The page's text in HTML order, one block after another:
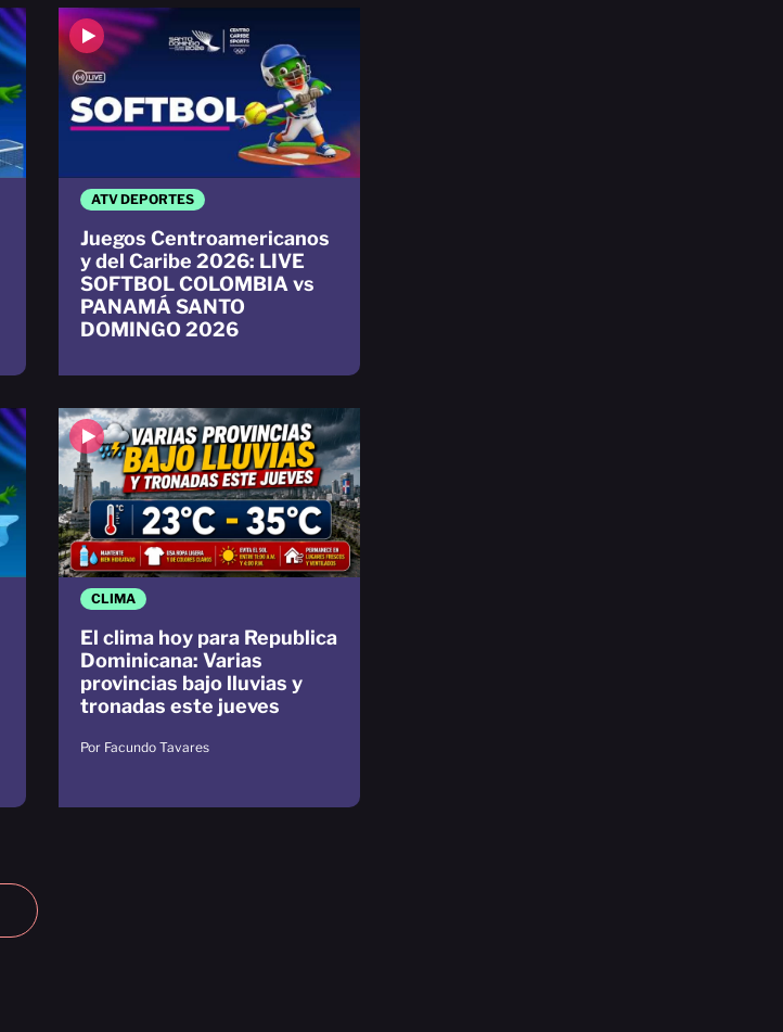
ATV DEPORTES
Juegos Centroamericanos
y del Caribe 2026: LIVE
SOFTBOL COLOMBIA vs
PANAMÁ SANTO
DOMINGO 2026
CLIMA
El clima hoy para Republica
Dominicana: Varias
provincias bajo lluvias y
tronadas este jueves
Por Facundo Tavares